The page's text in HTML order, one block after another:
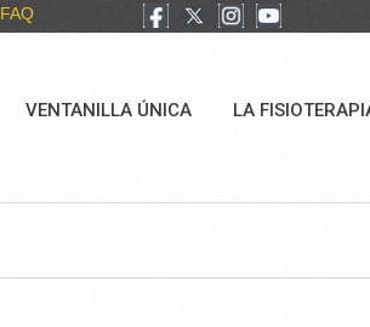
FAQ
VENTANILLA ÚNICA LA